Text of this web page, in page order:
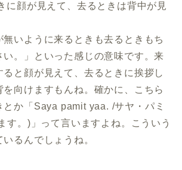
顔が見えて、去るときは背中が見
無いように来るときも去るときもち
い。」といった感じの意味です。来
ると顔が見えて、去るときに挨拶し
を向けますもんね。確かに、こちら
とか「Saya pamit yaa. /サヤ・パミ
す。)」って言いますよね。こういう
るんでしょうね。